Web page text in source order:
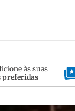
às suas
preferidas